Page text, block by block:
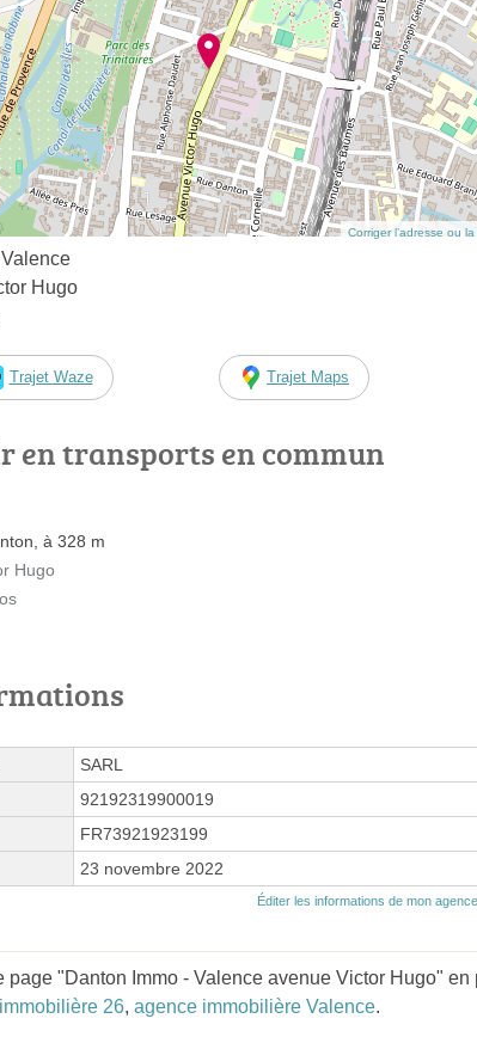
Corriger l’adresse ou
Hugo
Trajet Waze Trajet Maps
en transports en commun
à 328 m
Hugo
SARL
92192319900019
FR73921923199
23 novembre 2022
Éditer les informations de mon
page "Danton Immo - Valence avenue Victor Hugo" en
26, agence immobilière Valence.